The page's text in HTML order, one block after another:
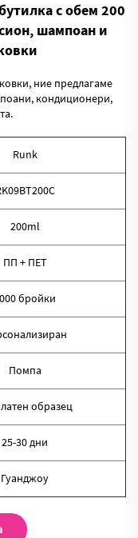
с обем 200
шампоан и
ние предлагаме
кондиционери,
Runk
200ml
ПП + ПЕТ
бройки
Помпа
образец
25-30 дни
Гуанджоу